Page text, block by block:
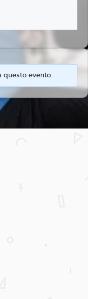
questo evento.